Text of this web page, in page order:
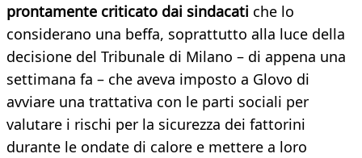
prontamente criticato dai sindacati che lo
considerano una beffa, soprattutto alla luce della
decisione del Tribunale di Milano – di appena una
settimana fa – che aveva imposto a Glovo di
avviare una trattativa con le parti sociali per
valutare i rischi per la sicurezza dei fattorini
durante le ondate di calore e mettere a loro